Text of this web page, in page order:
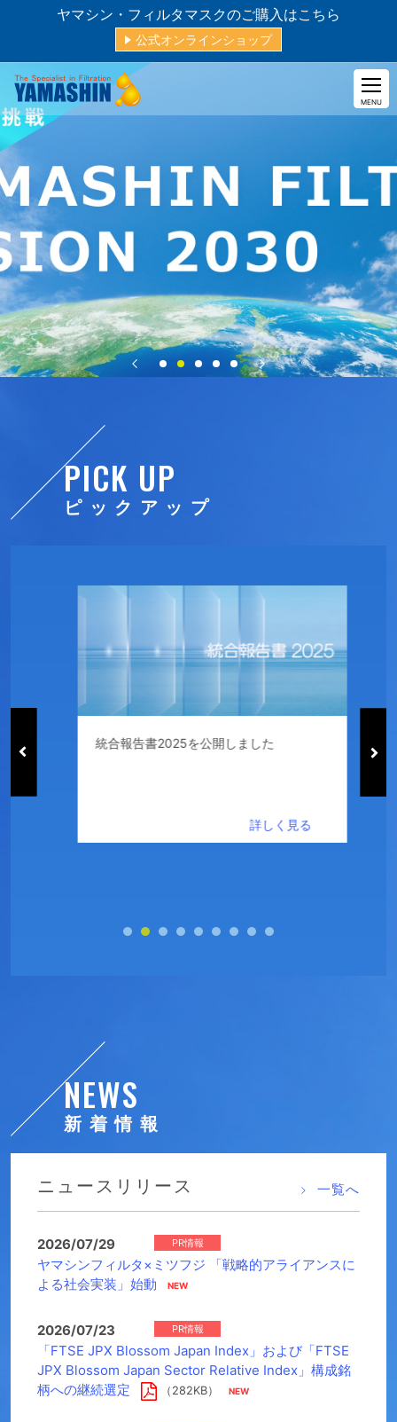
CLOSE
MENU
持続可能な社会に、
「ろ過」の叡智と技術で貢献する
総合フィルタメーカー
PICK UP
ピックアップ
統合報告書2025を公開しました
NEWS
新着情報
ニュースリリース
2026/07/29 PR情報
ヤマシンフィルタ×ミツフジ 「戦略的アライアンスに
よる社会実装」始動
2026/07/23 PR情報
「FTSE JPX Blossom Japan Index」および「FTSE
JPX Blossom Japan Sector Relative Index」構成銘
柄への継続選定
（282KB）
一覧へ
ヤマシン・フィルタマスクのご購入はこちら
公式オンラインショップ